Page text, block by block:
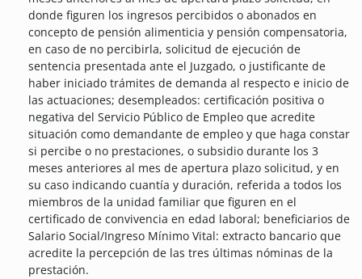
donde figuren los ingresos percibidos o abonados en
concepto de pensión alimenticia y pensión compensatoria,
en caso de no percibirla, solicitud de ejecución de
sentencia presentada ante el Juzgado, o justificante de
haber iniciado trámites de demanda al respecto e inicio de
las actuaciones; desempleados: certificación positiva o
negativa del Servicio Público de Empleo que acredite
situación como demandante de empleo y que haga constar
si percibe o no prestaciones, o subsidio durante los 3
meses anteriores al mes de apertura plazo solicitud, y en
su caso indicando cuantía y duración, referida a todos los
miembros de la unidad familiar que figuren en el
certificado de convivencia en edad laboral; beneficiarios de
Salario Social/Ingreso Mínimo Vital: extracto bancario que
acredite la percepción de las tres últimas nóminas de la
prestación.